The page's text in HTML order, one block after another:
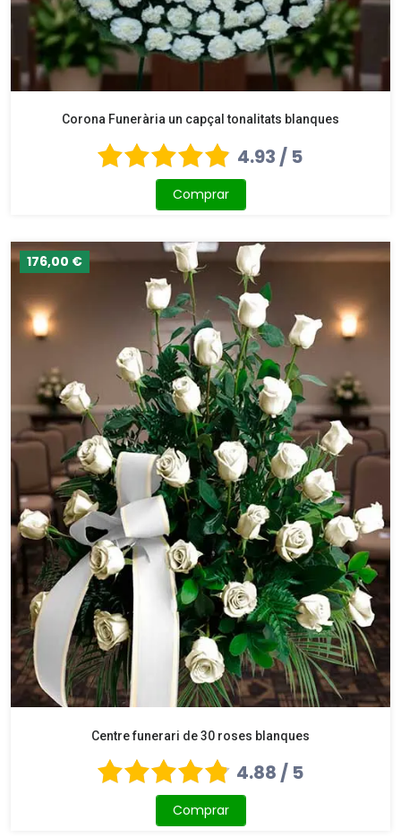
Corona Funerària un capçal tonalitats blanques
4.93 / 5
Comprar
176,00 €
Centre funerari de 30 roses blanques
4.88 / 5
Comprar